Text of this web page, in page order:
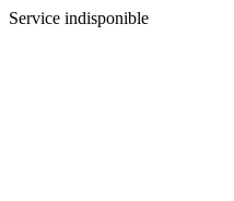
Service indisponible